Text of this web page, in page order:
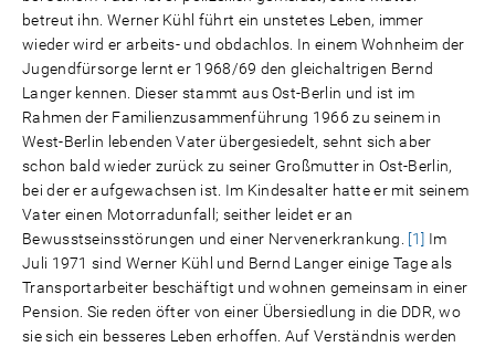
betreut ihn. Werner Kühl führt ein unstetes Leben, immer
wieder wird er arbeits- und obdachlos. In einem Wohnheim der
Jugendfürsorge lernt er 1968/69 den gleichaltrigen Bernd
Langer kennen. Dieser stammt aus Ost-Berlin und ist im
Rahmen der Familienzusammenführung 1966 zu seinem in
West-Berlin lebenden Vater übergesiedelt, sehnt sich aber
schon bald wieder zurück zu seiner Großmutter in Ost-Berlin,
bei der er aufgewachsen ist. Im Kindesalter hatte er mit seinem
Vater einen Motorradunfall; seither leidet er an
Bewusstseinsstörungen und einer Nervenerkrankung. [1] Im
Juli 1971 sind Werner Kühl und Bernd Langer einige Tage als
Transportarbeiter beschäftigt und wohnen gemeinsam in einer
Pension. Sie reden öfter von einer Übersiedlung in die DDR, wo
sie sich ein besseres Leben erhoffen. Auf Verständnis werden